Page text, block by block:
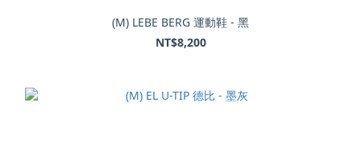
(M) LEBE BERG 運動鞋 - 黑
NT$8,200